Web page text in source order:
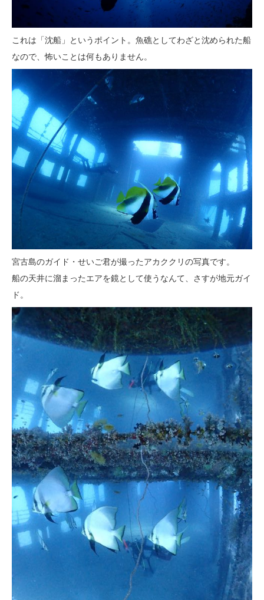
これは「沈船」というポイント。魚礁としてわざと沈められた船
なので、怖いことは何もありません。
宮古島のガイド・せいご君が撮ったアカククリの写真です。
船の天井に溜まったエアを鏡として使うなんて、さすが地元ガイ
ド。